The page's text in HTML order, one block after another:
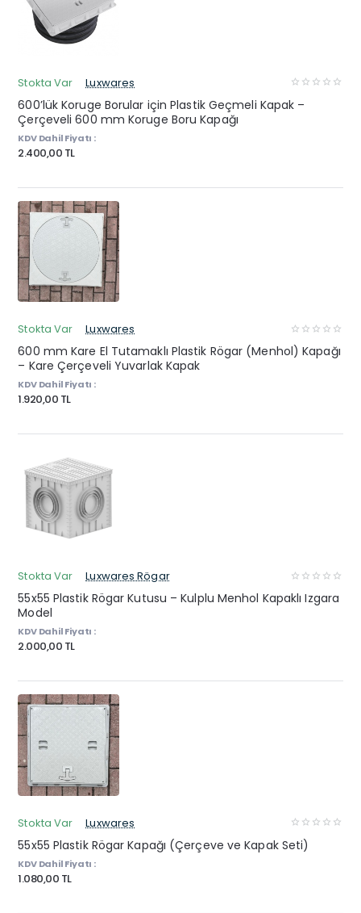
Stokta Var Luxwares
600’lük Koruge Borular için Plastik Geçmeli Kapak –
Çerçeveli 600 mm Koruge Boru Kapağı
KDV Dahil Fiyatı :
2.400,00 TL
Stokta Var Luxwares
600 mm Kare El Tutamaklı Plastik Rögar (Menhol) Kapağı
– Kare Çerçeveli Yuvarlak Kapak
KDV Dahil Fiyatı :
1.920,00 TL
Stokta Var Luxwares Rögar
55x55 Plastik Rögar Kutusu – Kulplu Menhol Kapaklı Izgara
Model
KDV Dahil Fiyatı :
2.000,00 TL
Stokta Var Luxwares
55x55 Plastik Rögar Kapağı (Çerçeve ve Kapak Seti)
KDV Dahil Fiyatı :
1.080,00 TL